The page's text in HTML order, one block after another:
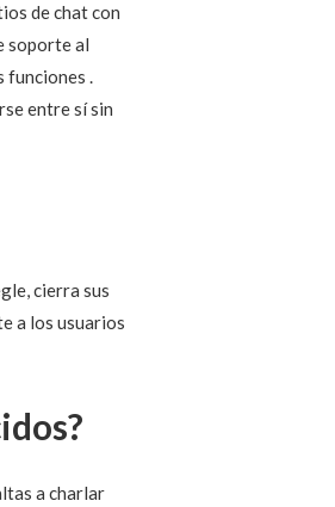
de chat con
soporte al
funciones .
entre sí sin
cierra sus
a los usuarios
a charlar